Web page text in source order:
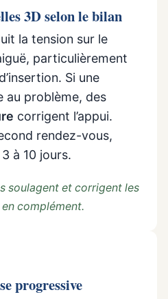
3D selon le bilan
la tension sur le
particulièrement
Si une
au problème, des
corrigent l’appui.
rendez-vous,
à 10 jours.
soulagent et corrigent les
complément.
progressive